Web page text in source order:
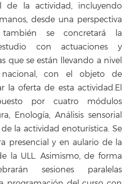
de la actividad, incluyendo
desde una perspectiva
también se concretará la
con actuaciones y
que se están llevando a nivel
nacional, con el objeto de
la oferta de esta actividad.El
por cuatro módulos
Enología, Análisis sensorial
la actividad enoturística. Se
presencial y en aulario de la
la ULL. Asimismo, de forma
sesiones paralelas